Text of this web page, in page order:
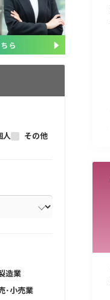
人 その他
造業
･小売業